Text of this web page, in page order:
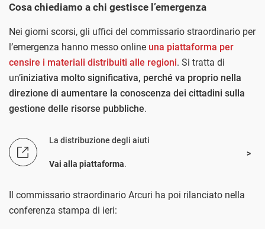
Cosa chiediamo a chi gestisce l’emergenza
Nei giorni scorsi, gli uffici del commissario straordinario per
l’emergenza hanno messo online una piattaforma per
censire i materiali distribuiti alle regioni. Si tratta di
un’iniziativa molto significativa, perché va proprio nella
direzione di aumentare la conoscenza dei cittadini sulla
gestione delle risorse pubbliche.
La distribuzione degli aiuti
Vai alla piattaforma.
Il commissario straordinario Arcuri ha poi rilanciato nella
conferenza stampa di ieri: